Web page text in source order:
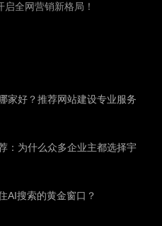
全网营销新格局！
家好？推荐网站建设专业服务
：为什么众多企业主都选择宇
AI搜索的黄金窗口？